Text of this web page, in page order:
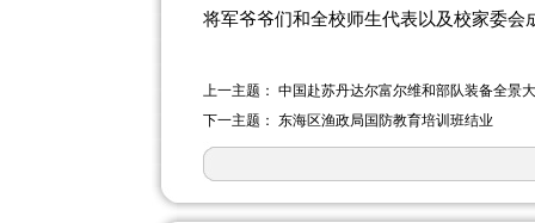
将军爷爷们和全校师生代表以及校家委会
上一主题： 中国赴苏丹达尔富尔维和部队装备全景
下一主题： 东海区渔政局国防教育培训班结业